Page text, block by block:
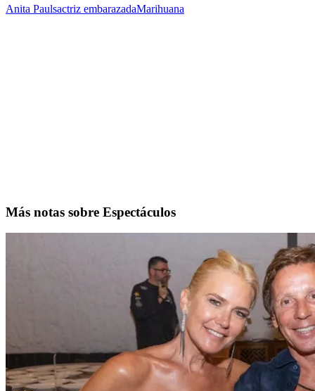
Anita Paulsactriz embarazadaMarihuana
Más notas sobre Espectáculos